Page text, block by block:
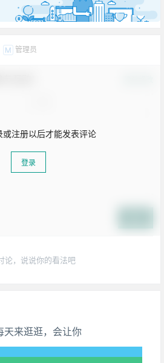
M 管理员
或注册以后才能发表评论
登录
论，说说你的看法吧
天来逛逛，会让你
路也有劲了！